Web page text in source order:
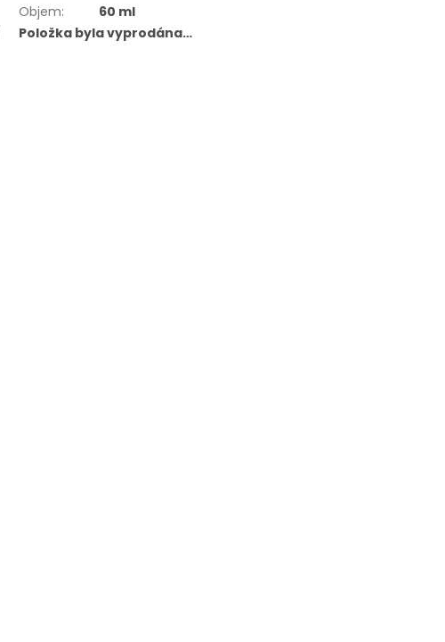
Objem:
60 ml
Položka byla vyprodána…